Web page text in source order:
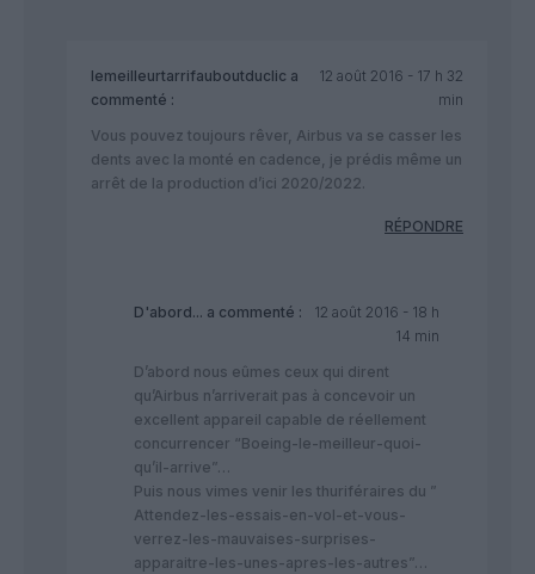
lemeilleurtarrifauboutduclic a
commenté :
12 août 2016 - 17 h 32
min
Vous pouvez toujours rêver, Airbus va se casser les
dents avec la monté en cadence, je prédis même un
arrêt de la production d’ici 2020/2022.
RÉPONDRE
D'abord... a commenté :
12 août 2016 - 18 h
14 min
D’abord nous eûmes ceux qui dirent
qu’Airbus n’arriverait pas à concevoir un
excellent appareil capable de réellement
concurrencer “Boeing-le-meilleur-quoi-
qu’il-arrive”…
Puis nous vimes venir les thuriféraires du ”
Attendez-les-essais-en-vol-et-vous-
verrez-les-mauvaises-surprises-
apparaitre-les-unes-apres-les-autres”…